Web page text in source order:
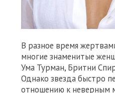
В разное время
многие знаменитые
Ума Турман, Бритни
Однако звезда быстро
отношению к неверным